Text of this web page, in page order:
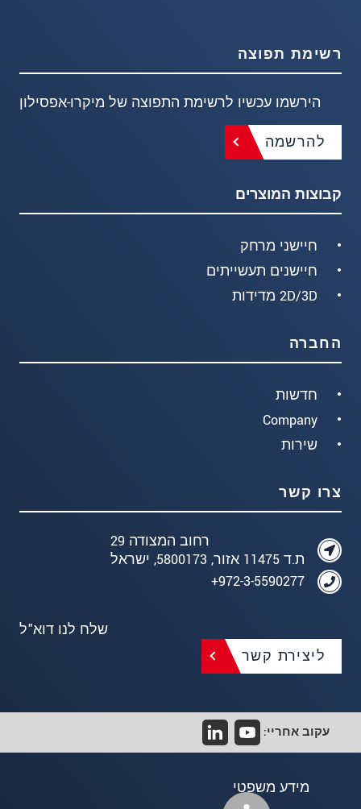
רשימת תפוצה
הירשמו עכשיו לרשימת התפוצה של מיקרו-אפסילון
להרשמה
קבוצות המוצרים
חיישני מרחק
חיישנים תעשייתים
2D/3D מדידות
החברה
חדשות
Company
שירות
צרו קשר
רחוב המצודה 29
ת.ד 11475 אזור, 5800173, ישראל
972-3-5590277+
שלח לנו דוא"ל
ליצירת קשר
עקוב אחריי:
מידע משפטי